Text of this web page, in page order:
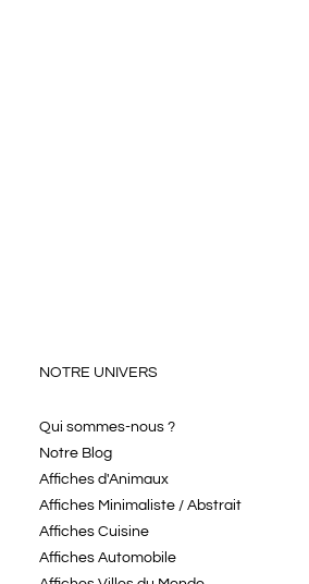
NOTRE UNIVERS
Qui sommes-nous ?
Notre Blog
Affiches d'Animaux
Affiches Minimaliste / Abstrait
Affiches Cuisine
Affiches Automobile